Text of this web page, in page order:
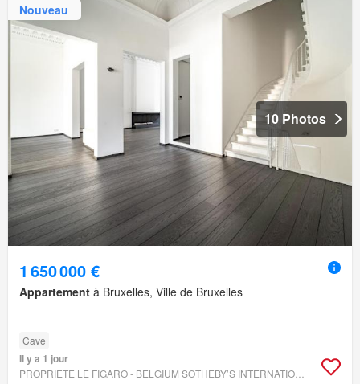
Nouveau
10 Photos
1 650 000 €
Appartement à Bruxelles, Ville de Bruxelles
Cave
Il y a 1 jour